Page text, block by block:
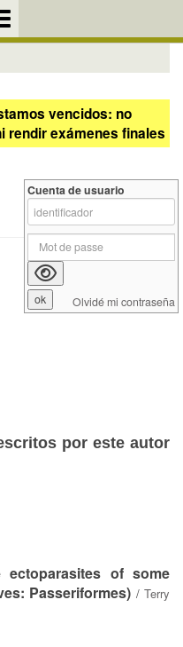
vencidos: no
rendir exámenes finales
por este autor
ectoparasites of some
Passeriformes) /Terry
Cuenta de usuario
Olvidé mi contraseña